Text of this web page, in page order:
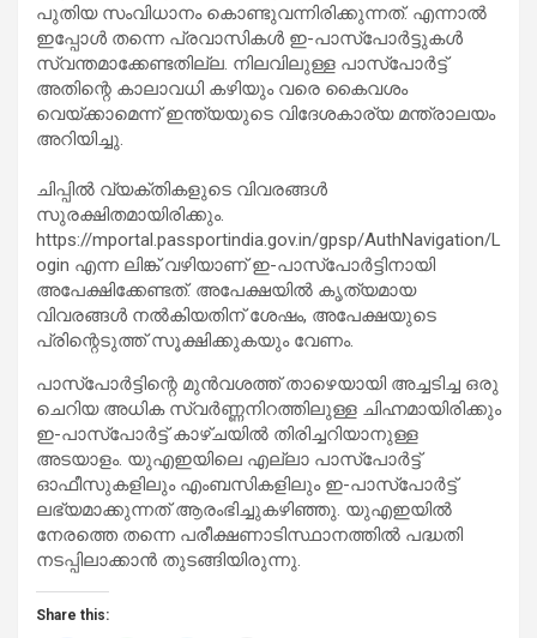
പുതിയ സംവിധാനം കൊണ്ടുവന്നിരിക്കുന്നത്. എന്നാൽ
ഇപ്പോൾ തന്നെ പ്രവാസികൾ ഇ-പാസ്പോർട്ടുകൾ
സ്വന്തമാക്കേണ്ടതില്ല. നിലവിലുള്ള പാസ്പോർട്ട്
അതിന്റെ കാലാവധി കഴിയും വരെ കൈവശം
വെയ്ക്കാമെന്ന് ഇന്ത്യയുടെ വിദേശകാര്യ മന്ത്രാലയം
അറിയിച്ചു.
ചിപ്പിൽ വ്യക്തികളുടെ വിവരങ്ങൾ
സുരക്ഷിതമായിരിക്കും.
https://mportal.passportindia.gov.in/gpsp/AuthNavigation/L
ogin എന്ന ലിങ്ക് വഴിയാണ് ഇ-പാസ്പോർട്ടിനായി
അപേക്ഷിക്കേണ്ടത്. അപേക്ഷയിൽ കൃത്യമായ
വിവരങ്ങൾ നൽകിയതിന് ശേഷം, അപേക്ഷയുടെ
പ്രിന്റെടുത്ത് സൂക്ഷിക്കുകയും വേണം.
പാസ്‌പോർട്ടിന്റെ മുൻവശത്ത് താഴെയായി അച്ചടിച്ച ഒരു
ചെറിയ അധിക സ്വർണ്ണനിറത്തിലുള്ള ചിഹ്നമായിരിക്കും
ഇ-പാസ്‌പോർട്ട് കാഴ്ചയിൽ തിരിച്ചറിയാനുള്ള
അടയാളം. യുഎഇയിലെ എല്ലാ പാസ്‌പോർട്ട്
ഓഫീസുകളിലും എംബസികളിലും ഇ-പാസ്‌പോർട്ട്
ലഭ്യമാക്കുന്നത് ആരംഭിച്ചുകഴിഞ്ഞു. യുഎഇയിൽ
നേരത്തെ തന്നെ പരീക്ഷണാടിസ്ഥാനത്തിൽ പദ്ധതി
നടപ്പിലാക്കാൻ തുടങ്ങിയിരുന്നു.
Share this: